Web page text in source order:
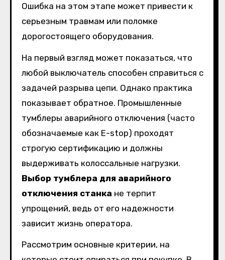
Ошибка на этом этапе может привести к
серьезным травмам или поломке
дорогостоящего оборудования.
На первый взгляд может показаться, что
любой выключатель способен справиться с
задачей разрыва цепи. Однако практика
показывает обратное. Промышленные
тумблеры аварийного отключения (часто
обозначаемые как E-stop) проходят
строгую сертификацию и должны
выдерживать колоссальные нагрузки.
Выбор тумблера для аварийного
отключения станка не терпит
упрощений, ведь от его надежности
зависит жизнь оператора.
Рассмотрим основные критерии, на